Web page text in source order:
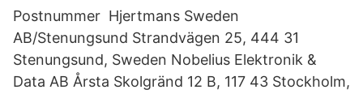
Postnummer Hjertmans Sweden
AB/Stenungsund Strandvägen 25, 444 31
Stenungsund, Sweden Nobelius Elektronik &
Data AB Årsta Skolgränd 12 B, 117 43 Stockholm,